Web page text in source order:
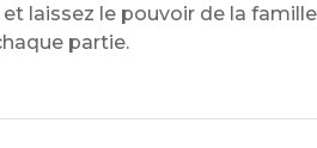
et laissez le pouvoir de la famille
partie.